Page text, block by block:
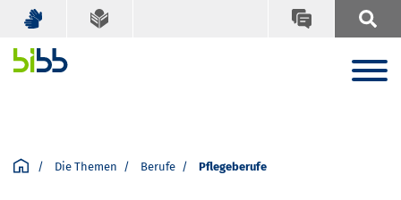
Die Themen Berufe Pflegeberufe